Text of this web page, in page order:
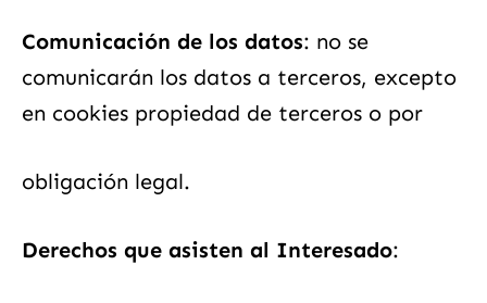
Comunicación de los datos: no se
comunicarán los datos a terceros, excepto
en cookies propiedad de terceros o por
obligación legal.
Derechos que asisten al Interesado: